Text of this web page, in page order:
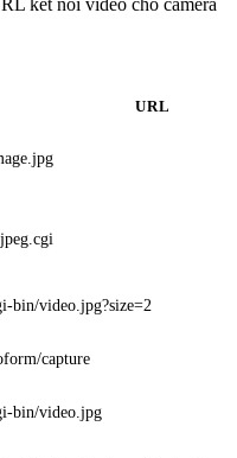
URL
bin/video.jpg?size=2
capture
bin/video.jpg